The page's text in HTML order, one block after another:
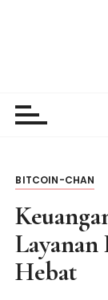
BITCOIN-CHAN
Layanan
Hebat